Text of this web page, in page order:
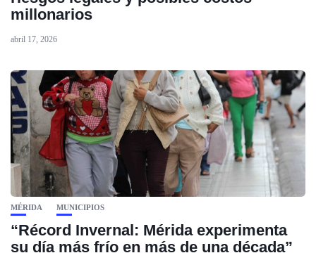
millonarios
abril 17, 2026
MÉRIDA MUNICIPIOS
“Récord Invernal: Mérida experimenta
su día más frío en más de una década”